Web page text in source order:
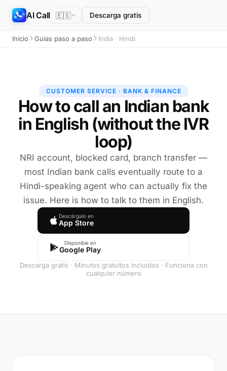
AI Call 🇪🇸 Descarga gratis
Inicio Guías paso a paso India · Hindi
CUSTOMER SERVICE · BANK & FINANCE
How to call an Indian bank
in English (without the IVR
loop)
NRI account, blocked card, branch transfer —
most Indian bank calls eventually route to a
Hindi-speaking agent who can actually fix the
issue. Here is how to talk to them in English.
Descárgalo en
App Store
Disponible en
Google Play
Descarga gratis · Minutos gratuitos incluidos · Funciona con
cualquier número